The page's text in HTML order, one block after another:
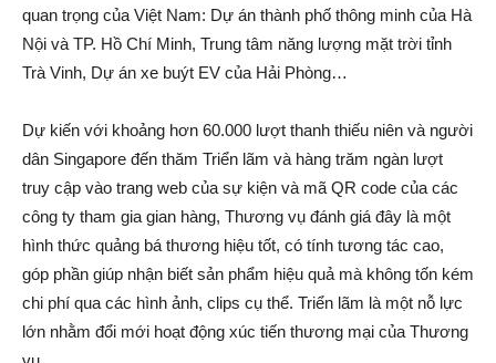
quan trọng của Việt Nam: Dự án thành phố thông minh của Hà
Nội và TP. Hồ Chí Minh, Trung tâm năng lượng mặt trời tỉnh
Trà Vinh, Dự án xe buýt EV của Hải Phòng…
Dự kiến với khoảng hơn 60.000 lượt thanh thiếu niên và người
dân Singapore đến thăm Triển lãm và hàng trăm ngàn lượt
truy cập vào trang web của sự kiện và mã QR code của các
công ty tham gia gian hàng, Thương vụ đánh giá đây là một
hình thức quảng bá thương hiệu tốt, có tính tương tác cao,
góp phần giúp nhận biết sản phẩm hiệu quả mà không tốn kém
chi phí qua các hình ảnh, clips cụ thể. Triển lãm là một nỗ lực
lớn nhằm đổi mới hoạt động xúc tiến thương mại của Thương